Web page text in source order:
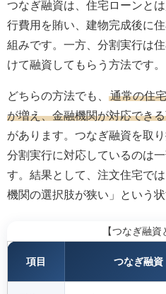
つなぎ融資は、住宅ローンと
行費用を賄い、建物完成後に
組みです。一方、分割実行は
けて融資してもらう方法です。
どちらの方法でも、
通常の住
が増え、金融機関が対応でき
があります。つなぎ融資を取
分割実行に対応しているのは
す。結果として、注文住宅で
機関の選択肢が狭い」という
【つなぎ融資
項目 つなぎ融資